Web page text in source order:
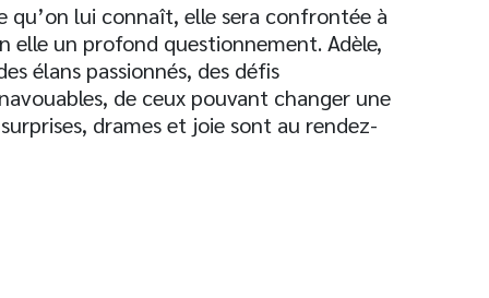
qu’on lui connaît, elle sera confrontée à
elle un profond questionnement. Adèle,
élans passionnés, des défis
de ceux pouvant changer une
drames et joie sont au rendez-